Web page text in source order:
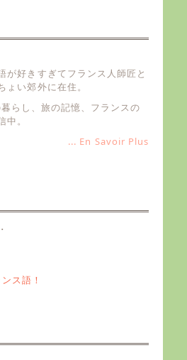
が好きすぎてフランス人師匠と
ょい郊外に在住。
らし、旅の記憶、フランスの
。
... En Savoir Plus
ス語！